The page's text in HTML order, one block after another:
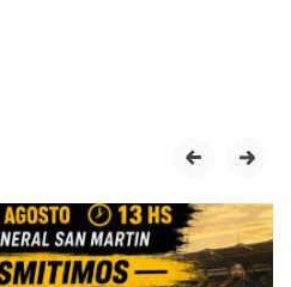
prev next